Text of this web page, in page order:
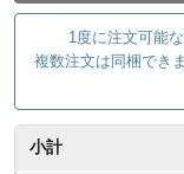
1度に注文可能
複数注文は同梱でき
小計